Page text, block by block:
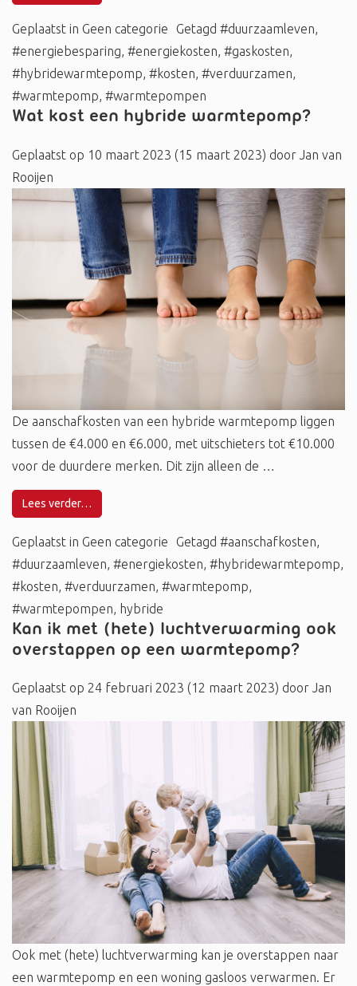
Geplaatst in Geen categorie Getagd #duurzaamleven,
#energiebesparing, #energiekosten, #gaskosten,
#hybridewarmtepomp, #kosten, #verduurzamen,
#warmtepomp, #warmtepompen
Wat kost een hybride warmtepomp?
Geplaatst op 10 maart 2023 (15 maart 2023) door Jan van
Rooijen
De aanschafkosten van een hybride warmtepomp liggen
tussen de €4.000 en €6.000, met uitschieters tot €10.000
voor de duurdere merken. Dit zijn alleen de …
Lees verder…
Geplaatst in Geen categorie Getagd #aanschafkosten,
#duurzaamleven, #energiekosten, #hybridewarmtepomp,
#kosten, #verduurzamen, #warmtepomp,
#warmtepompen, hybride
Kan ik met (hete) luchtverwarming ook
overstappen op een warmtepomp?
Geplaatst op 24 februari 2023 (12 maart 2023) door Jan
van Rooijen
Ook met (hete) luchtverwarming kan je overstappen naar
een warmtepomp en een woning gasloos verwarmen. Er